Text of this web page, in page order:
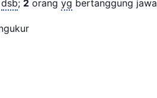
dsb; 2 orang yg bertanggung